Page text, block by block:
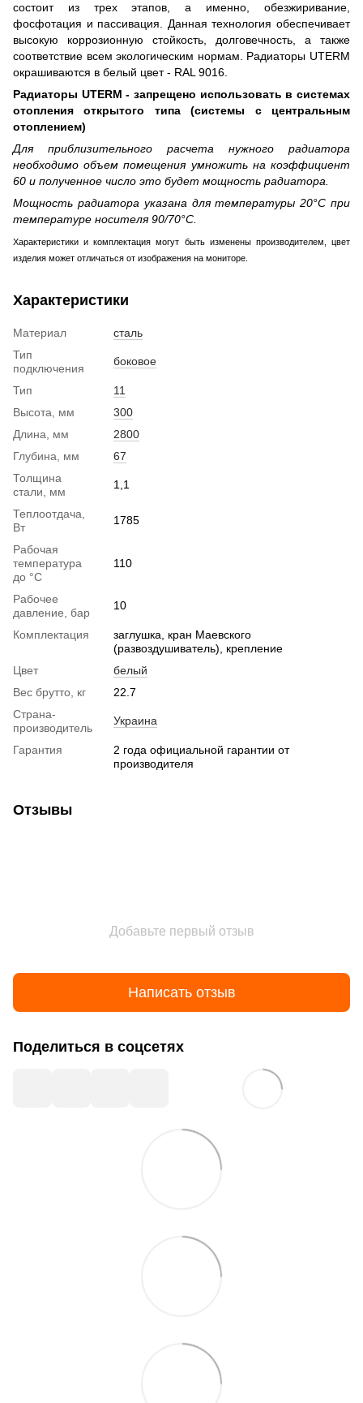
состоит из трех этапов, а именно, обезжиривание,
фосфотация и пассивация. Данная технология обеспечивает
высокую коррозионную стойкость, долговечность, а также
соответствие всем экологическим нормам. Радиаторы UTERM
окрашиваются в белый цвет - RAL 9016.
Радиаторы UTERM - запрещено использовать в системах
отопления открытого типа (системы с центральным
отоплением)
Для приблизительного расчета нужного радиатора
необходимо объем помещения умножить на коэффициент
60 и полученное число это будет мощность радиатора.
Мощность радиатора указана для температуры 20°С при
температуре носителя 90/70°С.
Характеристики и комплектация могут быть изменены производителем, цвет
изделия может отличаться от изображения на мониторе.
Характеристики
Материал
сталь
Тип
подключения
боковое
Тип
11
Высота, мм
300
Длина, мм
2800
Глубина, мм
67
Толщина
стали, мм
1,1
Теплоотдача,
Вт
1785
Рабочая
температура
до °С
110
Рабочее
давление, бар
10
Комплектация
заглушка, кран Маевского
(развоздушиватель), крепление
Цвет
белый
Вес брутто, кг
22.7
Страна-
производитель
Украина
Гарантия
2 года официальной гарантии от
производителя
Отзывы
Добавьте первый отзыв
Написать отзыв
Поделиться в соцсетях